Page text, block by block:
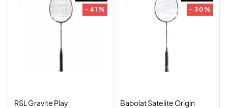
- 41%
RSL Gravite Play
- 30%
Babolat Satelite Origin